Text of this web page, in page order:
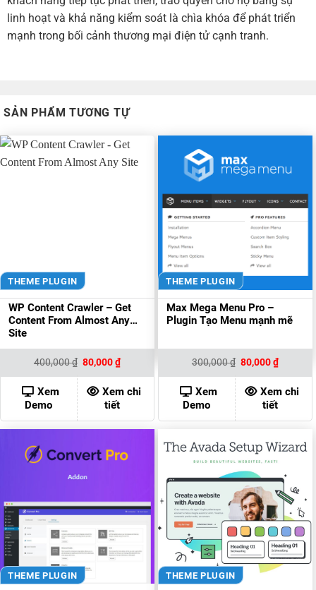
linh hoạt và khả năng kiểm soát là chìa khóa để phát triển
mạnh trong bối cảnh thương mại điện tử cạnh tranh.
SẢN PHẨM TƯƠNG TỰ
THEME PLUGIN
WP Content Crawler – Get
Content From Almost Any
Site
400,000₫ Giá
gốc
là:
400,000 ₫.
80,000₫Giá
hiện
tại
là:
80,000 ₫.
Xem
Demo
Xem chi
tiết
THEME PLUGIN
Max Mega Menu Pro –
Plugin Tạo Menu mạnh mẽ
300,000₫ Giá
gốc
là:
300,000 ₫.
80,000₫Giá
hiện
tại
là:
80,000
Xem
Demo
Xem chi
tiết
THEME PLUGIN THEME PLUGIN